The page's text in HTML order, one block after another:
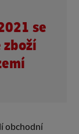
se
zboží
obchodní